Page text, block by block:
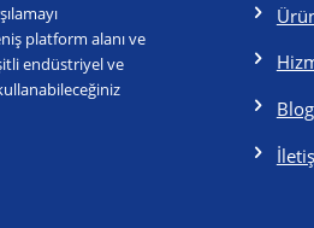
platform alanı ve
endüstriyel ve
Blog